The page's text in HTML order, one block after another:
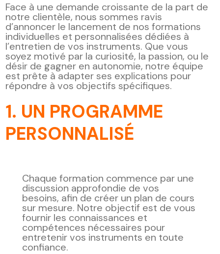
Face à une demande croissante de la part de
notre clientèle, nous sommes ravis
d’annoncer le lancement de nos formations
individuelles et personnalisées dédiées à
l’entretien de vos instruments. Que vous
soyez motivé par la curiosité, la passion, ou le
désir de gagner en autonomie, notre équipe
est prête à adapter ses explications pour
répondre à vos objectifs spécifiques.
1. UN PROGRAMME
PERSONNALISÉ
Chaque formation commence par une
discussion approfondie de vos
besoins, afin de créer un plan de cours
sur mesure. Notre objectif est de vous
fournir les connaissances et
compétences nécessaires pour
entretenir vos instruments en toute
confiance.